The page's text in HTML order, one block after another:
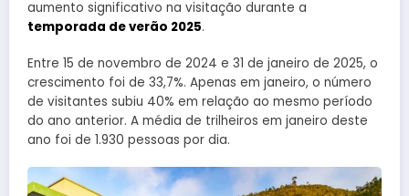
aumento significativo na visitação durante a
temporada de verão 2025.
Entre 15 de novembro de 2024 e 31 de janeiro de 2025, o
crescimento foi de 33,7%. Apenas em janeiro, o número
de visitantes subiu 40% em relação ao mesmo período
do ano anterior. A média de trilheiros em janeiro deste
ano foi de 1.930 pessoas por dia.